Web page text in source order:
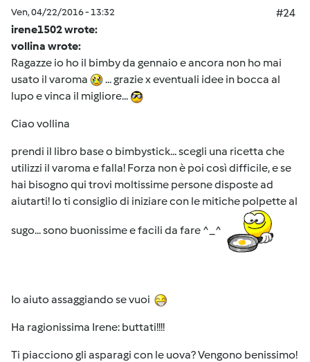
Ven, 04/22/2016 - 13:32
#24
irene1502 wrote:
vollina wrote:
Ragazze io ho il bimby da gennaio e ancora non ho mai
usato il varoma
... grazie x eventuali idee in bocca al
lupo e vinca il migliore...
Ciao vollina
prendi il libro base o bimbystick... scegli una ricetta che
utilizzi il varoma e falla! Forza non è poi così difficile, e se
hai bisogno qui trovi moltissime persone disposte ad
aiutarti! Io ti consiglio di iniziare con le mitiche polpette al
sugo... sono buonissime e facili da fare ^_^
Io aiuto assaggiando se vuoi
Ha ragionissima Irene: buttati!!!!
Ti piacciono gli asparagi con le uova? Vengono benissimo!